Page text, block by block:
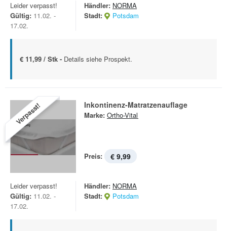
Leider verpasst!
Gültig: 11.02. -
17.02.
Händler: NORMA
Stadt:
Potsdam
€ 11,99 / Stk - Details siehe Prospekt.
Verpasst! Inkontinenz-Matratzenauflage
Marke: Ortho-Vital
Preis: € 9,99
Leider verpasst!
Gültig: 11.02. -
17.02.
Händler: NORMA
Stadt:
Potsdam